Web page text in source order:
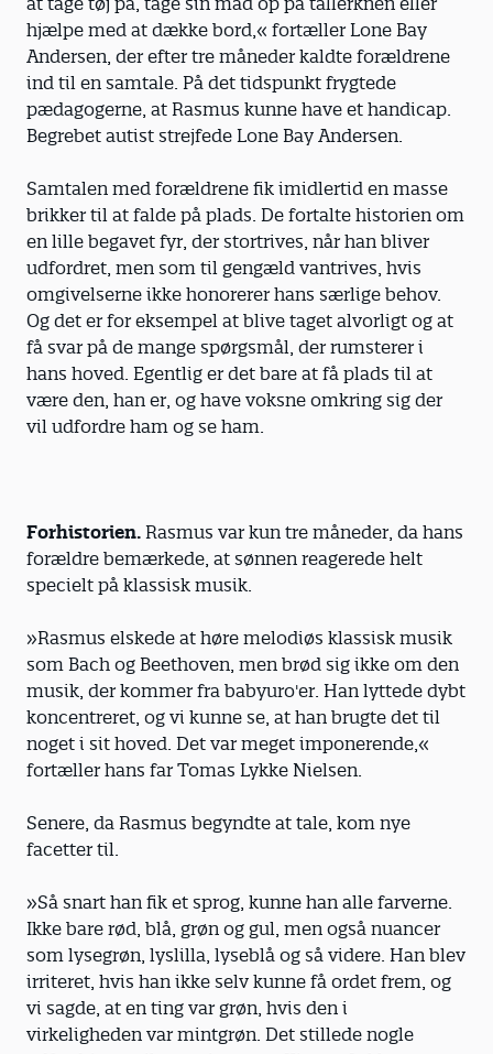
hjælpe med at dække bord,« fortæller Lone Bay
Andersen, der efter tre måneder kaldte forældrene
ind til en samtale. På det tidspunkt frygtede
pædagogerne, at Rasmus kunne have et handicap.
Begrebet autist strejfede Lone Bay Andersen.
Samtalen med forældrene fik imidlertid en masse
brikker til at falde på plads. De fortalte historien om
en lille begavet fyr, der stortrives, når han bliver
udfordret, men som til gengæld vantrives, hvis
omgivelserne ikke honorerer hans særlige behov.
Og det er for eksempel at blive taget alvorligt og at
få svar på de mange spørgsmål, der rumsterer i
hans hoved. Egentlig er det bare at få plads til at
være den, han er, og have voksne omkring sig der
vil udfordre ham og se ham.
Forhistorien. Rasmus var kun tre måneder, da hans
forældre bemærkede, at sønnen reagerede helt
specielt på klassisk musik.
»Rasmus elskede at høre melodiøs klassisk musik
som Bach og Beethoven, men brød sig ikke om den
musik, der kommer fra babyuro'er. Han lyttede dybt
koncentreret, og vi kunne se, at han brugte det til
noget i sit hoved. Det var meget imponerende,«
fortæller hans far Tomas Lykke Nielsen.
Senere, da Rasmus begyndte at tale, kom nye
facetter til.
»Så snart han fik et sprog, kunne han alle farverne.
Ikke bare rød, blå, grøn og gul, men også nuancer
som lysegrøn, lyslilla, lyseblå og så videre. Han blev
irriteret, hvis han ikke selv kunne få ordet frem, og
vi sagde, at en ting var grøn, hvis den i
virkeligheden var mintgrøn. Det stillede nogle